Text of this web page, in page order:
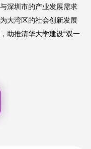
深圳市的产业发展需求
大湾区的社会创新发展
助推清华大学建设“双一